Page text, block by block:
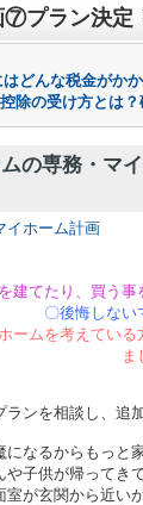
プラン決定
どんな税金がか
除の受け方とは
の専務・マ
イホーム計画
建てたり、買う
〇後悔しない
ームを考えてい
ま
ンを相談し、追
になるからもっと
や子供が帰って
室が玄関から近い